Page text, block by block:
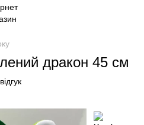
дракон 45 см